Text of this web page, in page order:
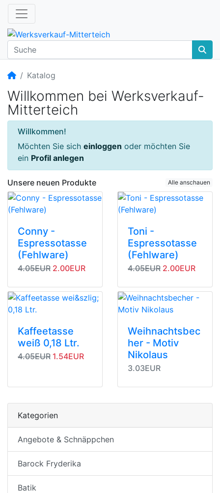
Startseite
Katalog
Willkommen bei Werksverkauf-
Mitterteich
Willkommen!
Möchten Sie sich einloggen oder möchten Sie
ein Profil anlegen
Unsere neuen Produkte Alle anschauen
Conny -
Espressotasse
(Fehlware)
Originalpreis
4.05EUR Angebotspreis
2.00EUR
Toni -
Espressotasse
(Fehlware)
Originalpreis
4.05EUR Angebotspreis
2.00EUR
Kaffeetasse
weiß 0,18 Ltr.
Originalpreis
4.05EUR Angebotspreis
1.54EUR
Weihnachtsbec
her - Motiv
Nikolaus
3.03EUR
Kategorien
Angebote & Schnäppchen
Barock Fryderika
Batik